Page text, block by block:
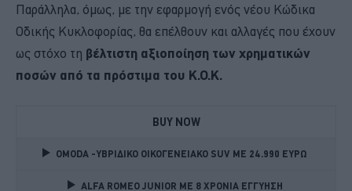
Παράλληλα, όμως, με την εφαρμογή ενός νέου Κώδικα
Οδικής Κυκλοφορίας, θα επέλθουν και αλλαγές που έχουν
ως στόχο τη βέλτιστη αξιοποίηση των χρηματικών
ποσών από τα πρόστιμα του Κ.Ο.Κ.
BUY NOW
OMODA -ΥΒΡΙΔΙΚΟ ΟΙΚΟΓΕΝΕΙΑΚΟ SUV ME 24.990 ΕΥΡΩ
ALFA ROMEO JUNIOR ME 8 ΧΡΟΝΙΑ ΕΓΓΥΗΣΗ